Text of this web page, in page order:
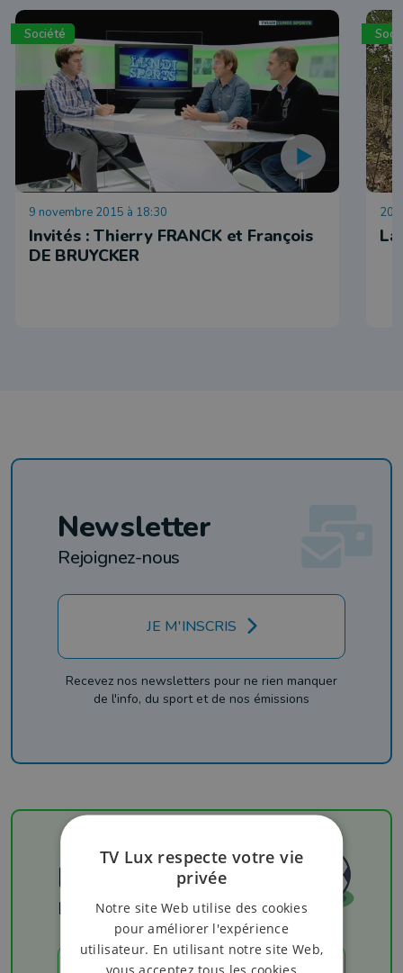
Société
9 novembre 2015 à 18:30
Invités : Thierry FRANCK et François
DE BRUYCKER
20
Newsletter
Rejoignez-nous
JE M'INSCRIS
Recevez nos newsletters pour ne rien manquer
de l'info, du sport et de nos émissions
Football
Les résultats
TV Lux respecte votre vie
privée
Notre site Web utilise des cookies
pour améliorer l'expérience
utilisateur. En utilisant notre site Web,
vous acceptez tous les cookies